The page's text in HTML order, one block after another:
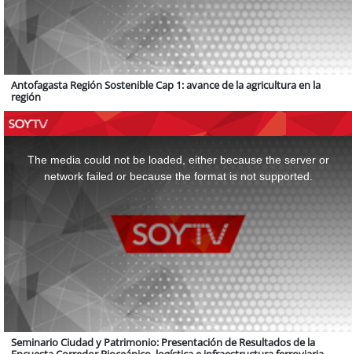
Antofagasta Región Sostenible Cap 1: avance de la agricultura en la
región
The media could not be loaded, either because the server or
network failed or because the format is not supported.
Seminario Ciudad y Patrimonio: Presentación de Resultados de la